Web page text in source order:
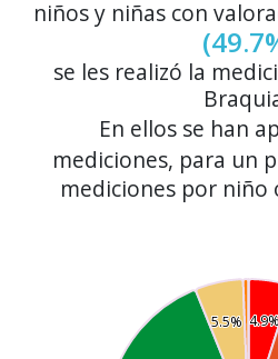
niños y niñas con
se les realizó la
En ellos se han
mediciones, para un
mediciones por niño
5.5%
5.5%0.6%
0.0%